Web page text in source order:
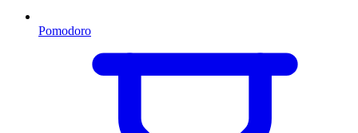
Pomodoro